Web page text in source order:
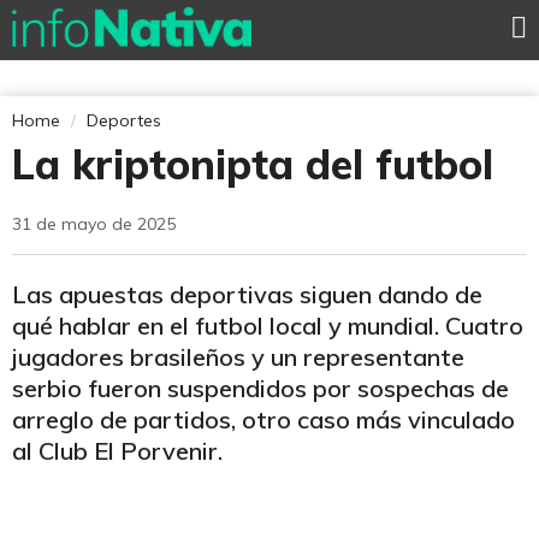
Home Deportes
La kriptonipta del futbol
31 de mayo de 2025
Las apuestas deportivas siguen dando de
qué hablar en el futbol local y mundial. Cuatro
jugadores brasileños y un representante
serbio fueron suspendidos por sospechas de
arreglo de partidos, otro caso más vinculado
al Club El Porvenir.